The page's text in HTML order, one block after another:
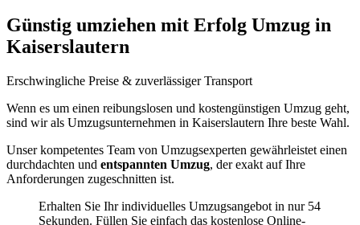
Günstig umziehen mit Erfolg Umzug in
Kaiserslautern
Erschwingliche Preise & zuverlässiger Transport
Wenn es um einen reibungslosen und kostengünstigen Umzug geht,
sind wir als Umzugsunternehmen in Kaiserslautern Ihre beste Wahl.
Unser kompetentes Team von Umzugsexperten gewährleistet einen
durchdachten und entspannten Umzug, der exakt auf Ihre
Anforderungen zugeschnitten ist.
Erhalten Sie Ihr individuelles Umzugsangebot in nur 54
Sekunden. Füllen Sie einfach das kostenlose Online-